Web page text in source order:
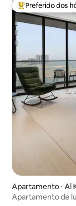
Entre os
Preferido dos
Apartamento ⋅ Al
Apartamento de